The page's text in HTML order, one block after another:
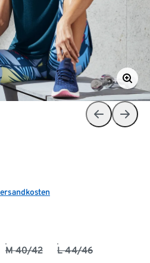
M 40/42 L 44/46